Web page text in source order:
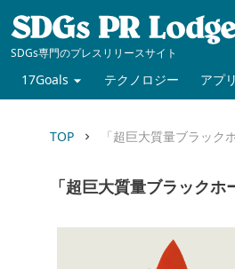
SDGs専門のプレスリリースサイト
17Goals テクノロジー アプリ
TOP keyboard_arrow_right 「超巨大質量ブラック
「超巨大質量ブラック